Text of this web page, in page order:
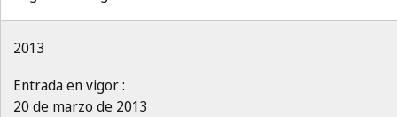
2013
Entrada en vigor :
20 de marzo de 2013